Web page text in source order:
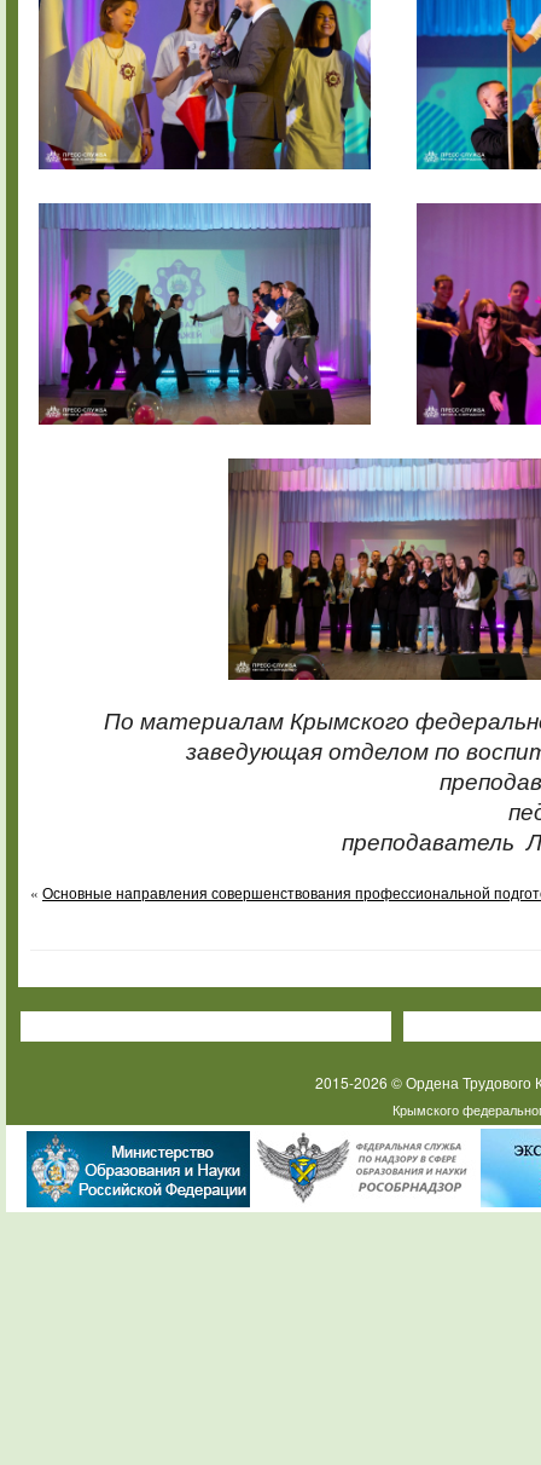
По материалам Крымского
заведующая отделом по
преподаватель
« Основные направления совершенствования профессиональной
2015-2026 © Ордена
Крымского